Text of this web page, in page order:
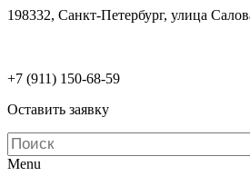
198332, Санкт-Петербург, улица
+7 (911) 150-68-59
Оставить заявку
Menu